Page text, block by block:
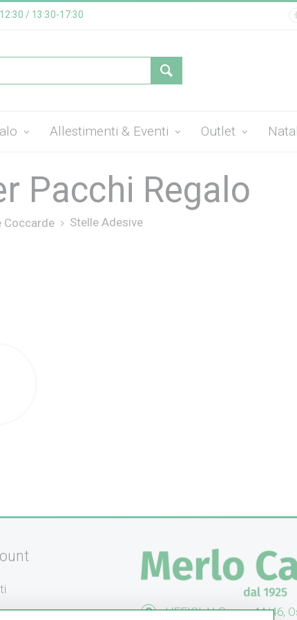
/ 13:30-17:30
Allestimenti & Eventi Outlet
Pacchi Regalo
Coccarde Stelle Adesive
la Password
UFFICI: V. Senna 44/46,